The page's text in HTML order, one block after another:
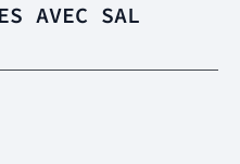
AVEC SAL